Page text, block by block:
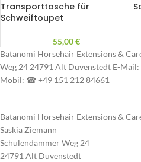
Transporttasche für
Schweiftoupet
55,00€
Batanomi Horsehair Extensions &
Weg 24 24791 Alt Duvenstedt E-
Mobil: ☎ +49 151 212 84661
Batanomi Horsehair Extensions &
Saskia Ziemann
Schulendammer Weg 24
24791 Alt Duvenstedt